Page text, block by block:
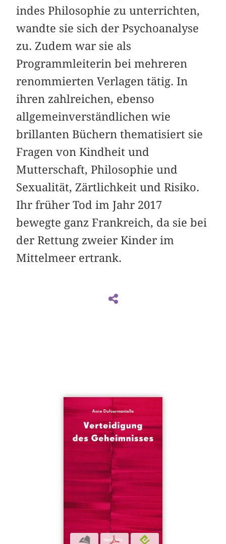
indes Philosophie zu unterrichten,
wandte sie sich der Psychoanalyse
zu. Zudem war sie als
Programmleiterin bei mehreren
renommierten Verlagen tätig. In
ihren zahlreichen, ebenso
allgemeinverständlichen wie
brillanten Büchern thematisiert sie
Fragen von Kindheit und
Mutterschaft, Philosophie und
Sexualität, Zärtlichkeit und Risiko.
Ihr früher Tod im Jahr 2017
bewegte ganz ­Frankreich, da sie bei
der Rettung zweier Kinder im
Mittelmeer ertrank.
b p e